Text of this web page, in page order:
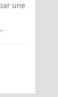
une